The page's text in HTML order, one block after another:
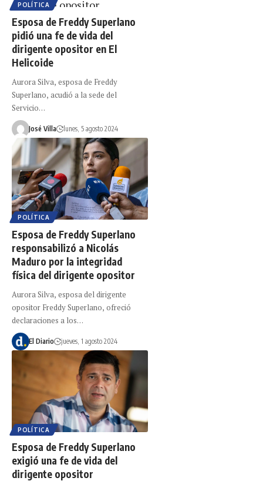
POLÍTICA
Esposa de Freddy Superlano
pidió una fe de vida del
dirigente opositor en El
Helicoide
Aurora Silva, esposa de Freddy
Superlano, acudió a la sede del
Servicio…
José Villa lunes, 5 agosto 2024
POLÍTICA
Esposa de Freddy Superlano
responsabilizó a Nicolás
Maduro por la integridad
física del dirigente opositor
Aurora Silva, esposa del dirigente
opositor Freddy Superlano, ofreció
declaraciones a los…
El Diario jueves, 1 agosto 2024
POLÍTICA
Esposa de Freddy Superlano
exigió una fe de vida del
dirigente opositor